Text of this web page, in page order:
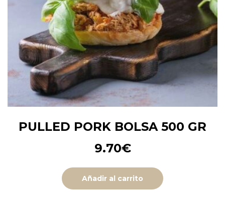
PULLED PORK BOLSA 500 GR
9.70€
Añadir al carrito